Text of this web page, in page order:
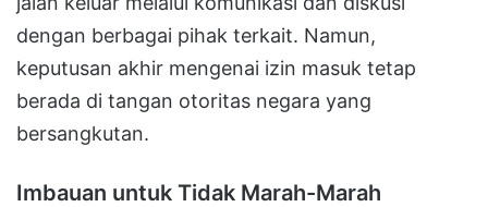
dengan berbagai pihak terkait. Namun,
keputusan akhir mengenai izin masuk tetap
berada di tangan otoritas negara yang
bersangkutan.
Imbauan untuk Tidak Marah-Marah